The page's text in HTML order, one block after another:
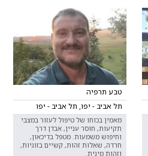
טבע תרפיה
תל אביב - יפו, תל אביב - יפו
מאמין בכוחו של טיפול לעזור במצבי
תקיעות, חוסר עניין, אבדן דרך
וחיפוש משמעות. מטפל בדיכאון,
חרדה, שאלות זהות, קשיים בזוגיות,
וזהות מינית.